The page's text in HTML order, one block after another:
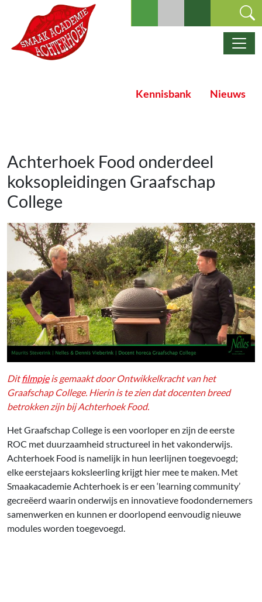
Ga naar de inhoud
Hoofdnavigatie
Kennisbank Nieuws
Achterhoek Food onderdeel
koksopleidingen Graafschap
College
Ditfilmpjeis gemaakt door Ontwikkelkracht van het
Graafschap College. Hierin is te zien dat docenten breed
betrokken zijn bij Achterhoek Food.
Het Graafschap College is een voorloper en zijn de eerste
ROC met duurzaamheid structureel in het vakonderwijs.
Achterhoek Food is namelijk in hun leerlijnen toegevoegd;
elke eerstejaars koksleerling krijgt hier mee te maken. Met
Smaakacademie Achterhoek is er een ‘learning community’
gecreëerd waarin onderwijs en innovatieve foodondernemers
samenwerken en kunnen er doorlopend eenvoudig nieuwe
modules worden toegevoegd.